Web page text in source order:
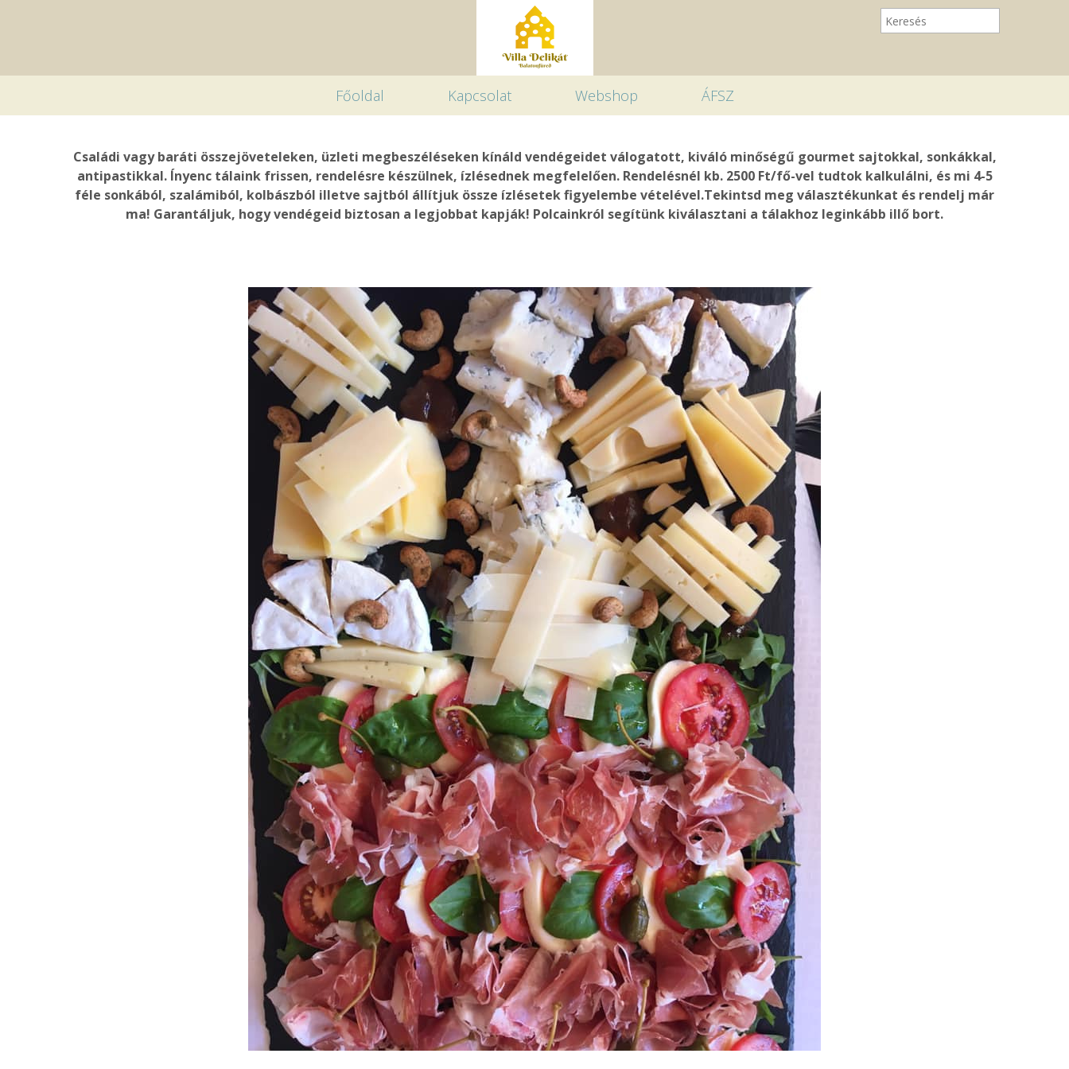
Főoldal Kapcsolat Webshop ÁFSZ
Családi vagy baráti összejöveteleken, üzleti megbeszéléseken kínáld vendégeidet válogatott, kiváló minőségű gourmet sajtokkal, sonkákkal,
antipastikkal. Ínyenc tálaink frissen, rendelésre készülnek, ízlésednek megfelelően. Rendelésnél kb. 2500 Ft/fő-vel tudtok kalkulálni, és mi 4-5
féle sonkából, szalámiból, kolbászból illetve sajtból állítjuk össze ízlésetek figyelembe vételével.Tekintsd meg választékunkat és rendelj már
ma! Garantáljuk, hogy vendégeid biztosan a legjobbat kapják! Polcainkról segítünk kiválasztani a tálakhoz leginkább illő bort.